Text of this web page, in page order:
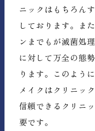
ニックはもちろん
しております。ま
ンまでもが滅菌処
に対して万全の態
ります。このよう
メイクはクリニッ
信頼できるクリニ
要です。